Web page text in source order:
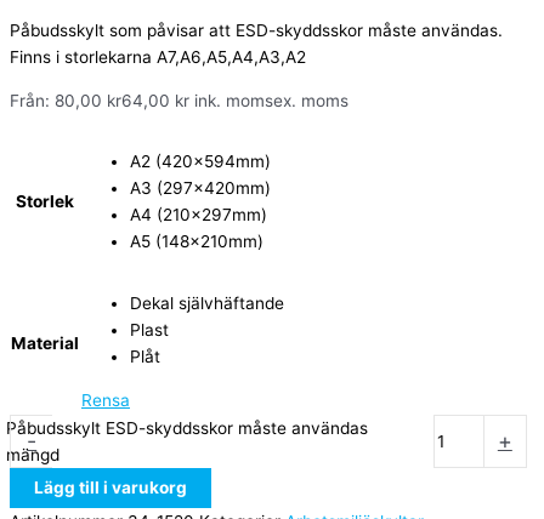
Påbudsskylt som påvisar att ESD-skyddsskor måste användas.
Finns i storlekarna A7,A6,A5,A4,A3,A2
Från: 80,00 kr64,00 kr ink. momsex. moms
Storlek
A2 (420x594mm)
A3 (297x420mm)
A4 (210x297mm)
A5 (148x210mm)
Material
Dekal självhäftande
Plast
Plåt
Rensa
-
Påbudsskylt ESD-skyddsskor måste användas
mängd
+
Lägg till i varukorg